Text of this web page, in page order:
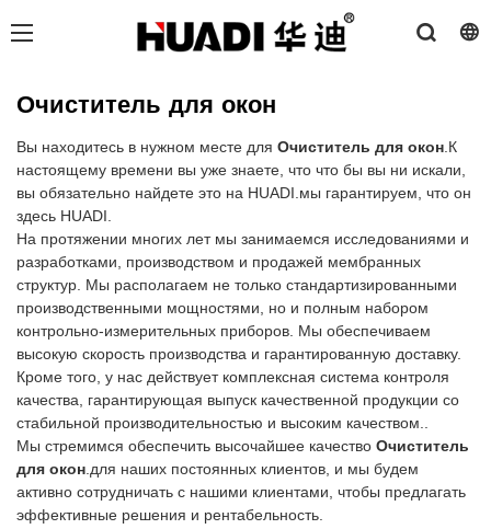
Очиститель для окон
Вы находитесь в нужном месте для Очиститель для окон.К
настоящему времени вы уже знаете, что что бы вы ни искали,
вы обязательно найдете это на HUADI.мы гарантируем, что он
здесь HUADI.
На протяжении многих лет мы занимаемся исследованиями и
разработками, производством и продажей мембранных
структур. Мы располагаем не только стандартизированными
производственными мощностями, но и полным набором
контрольно-измерительных приборов. Мы обеспечиваем
высокую скорость производства и гарантированную доставку.
Кроме того, у нас действует комплексная система контроля
качества, гарантирующая выпуск качественной продукции со
стабильной производительностью и высоким качеством..
Мы стремимся обеспечить высочайшее качество Очиститель
для окон.для наших постоянных клиентов, и мы будем
активно сотрудничать с нашими клиентами, чтобы предлагать
эффективные решения и рентабельность.